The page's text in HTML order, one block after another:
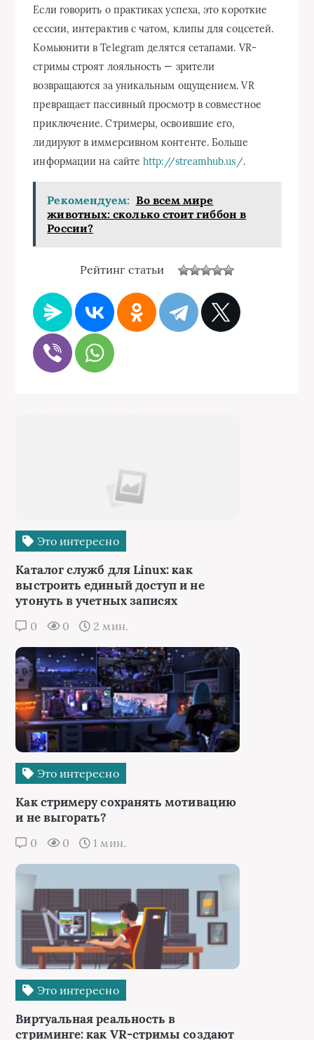
Если говорить о практиках успеха, это короткие
сессии, интерактив с чатом, клипы для соцсетей.
Комьюнити в Telegram делятся сетапами. VR-
стримы строят лояльность — зрители
возвращаются за уникальным ощущением. VR
превращает пассивный просмотр в совместное
приключение. Стримеры, освоившие его,
лидируют в иммерсивном контенте. Больше
информации на сайтеhttp://streamhub.us/.
Рекомендуем: Во всем мире
животных: сколько стоит гиббон в
России?
Рейтинг статьи
Это интересно
Каталог служб для Linux: как
выстроить единый доступ и не
утонуть в учетных записях
0 0 2 мин.
Это интересно
Как стримеру сохранять мотивацию
и не выгорать?
0 0 1 мин.
Это интересно
Виртуальная реальность в
стриминге: как VR-стримы создают